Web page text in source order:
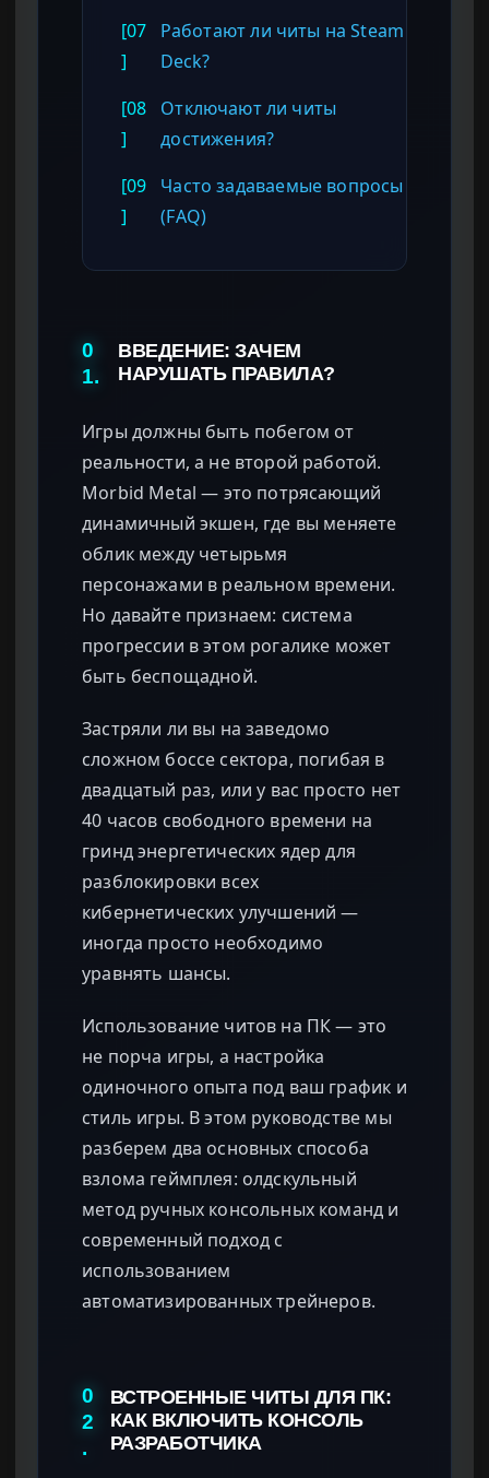
[07
]
Работают ли читы на Steam
Deck?
[08
]
Отключают ли читы
достижения?
[09
]
Часто задаваемые вопросы
(FAQ)
0
1.
ВВЕДЕНИЕ: ЗАЧЕМ
НАРУШАТЬ ПРАВИЛА?
Игры должны быть побегом от
реальности, а не второй работой.
Morbid Metal — это потрясающий
динамичный экшен, где вы меняете
облик между четырьмя
персонажами в реальном времени.
Но давайте признаем: система
прогрессии в этом рогалике может
быть беспощадной.
Застряли ли вы на заведомо
сложном боссе сектора, погибая в
двадцатый раз, или у вас просто нет
40 часов свободного времени на
гринд энергетических ядер для
разблокировки всех
кибернетических улучшений —
иногда просто необходимо
уравнять шансы.
Использование читов на ПК — это
не порча игры, а настройка
одиночного опыта под ваш график и
стиль игры. В этом руководстве мы
разберем два основных способа
взлома геймплея: олдскульный
метод ручных консольных команд и
современный подход с
использованием
автоматизированных трейнеров.
0
2
.
ВСТРОЕННЫЕ ЧИТЫ ДЛЯ ПК:
КАК ВКЛЮЧИТЬ КОНСОЛЬ
РАЗРАБОТЧИКА